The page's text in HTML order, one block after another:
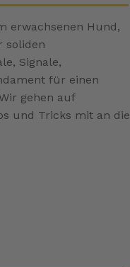
erwachsenen Hund,
soliden
Signale,
für einen
gehen auf
und Tricks mit an die